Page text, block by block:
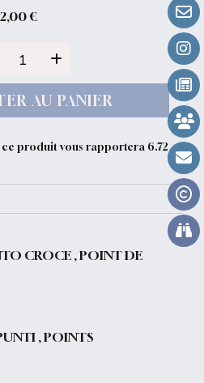
€
AU PANIER
produit vous rapportera 6.72
CROCE , POINT DE
, POINTS